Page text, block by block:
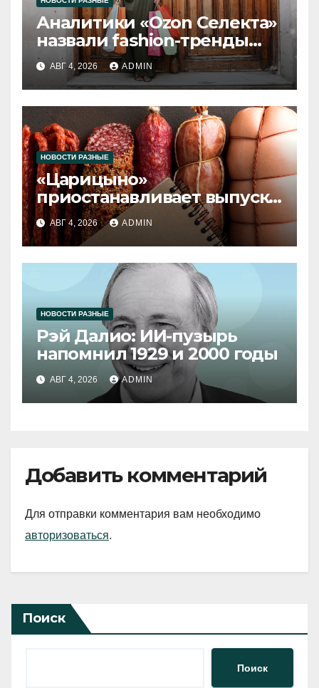
Аналитики «Ozon Селекта»
назвали fashion-тренды
2026 года
АВГ 4, 2026 ADMIN
НОВОСТИ РАЗНЫЕ
«Царицыно»
приостанавливает выпуск
продукции
АВГ 4, 2026 ADMIN
НОВОСТИ РАЗНЫЕ
Рэй Далио: ИИ-пузырь
напомнил 1929 и 2000 годы
АВГ 4, 2026 ADMIN
Добавить комментарий
Для отправки комментария вам необходимо
авторизоваться.
Поиск
Поиск